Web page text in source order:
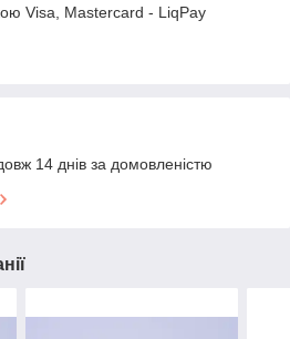
Visa, Mastercard - LiqPay
14 днів за домовленістю